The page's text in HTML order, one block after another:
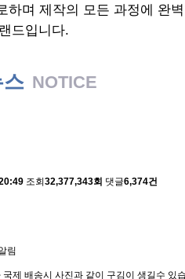
하며 제작의 모든 과정에 완
드입니다.
NOTICE
조회 32,377,343회 댓글6,374건
림
제 배송시 사진과 같이 구김이 생길수 있